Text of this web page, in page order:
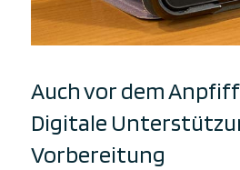
Auch vor dem
Digitale
Vorbereitung